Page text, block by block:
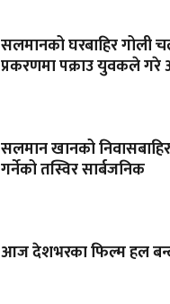
सलमानको घरबाहिर गोली
प्रकरणमा पक्राउ युवकले गरे
सलमान खानको
गर्नेको तस्विर सार्बजनिक
आज देशभरका फिल्म हल